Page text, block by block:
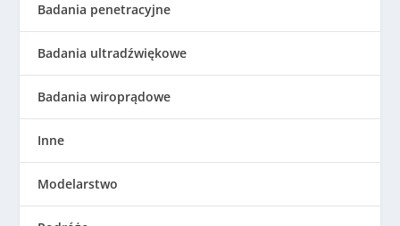
Badania penetracyjne
Badania ultradźwiękowe
Badania wiroprądowe
Inne
Modelarstwo